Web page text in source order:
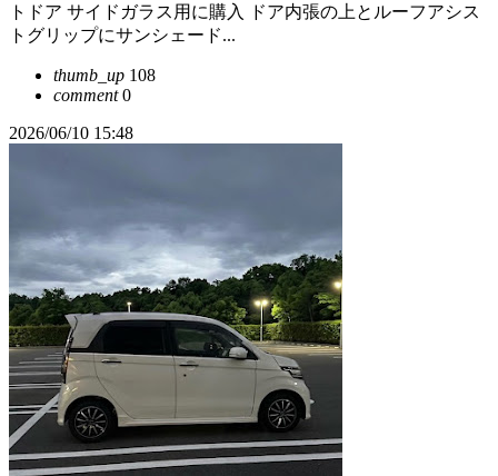
トドア サイドガラス用に購入 ドア内張の上とルーフアシス
トグリップにサンシェード...
thumb_up 108
comment0
2026/06/10 15:48